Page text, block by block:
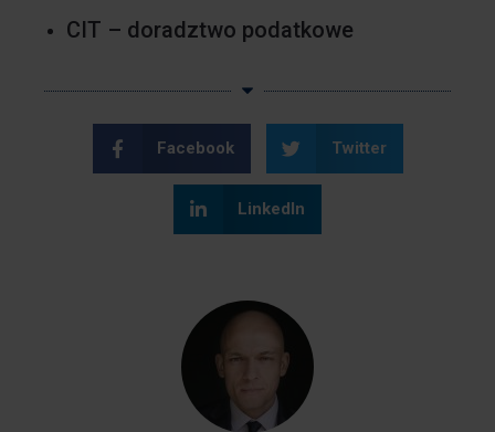
CIT – doradztwo podatkowe
Facebook Twitter
LinkedIn